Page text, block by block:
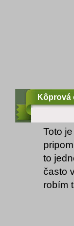
Kôprová
Toto
to
často
robím